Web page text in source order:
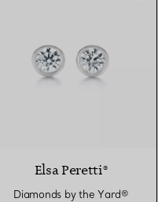
Elsa Peretti®
Diamonds by the Yard®